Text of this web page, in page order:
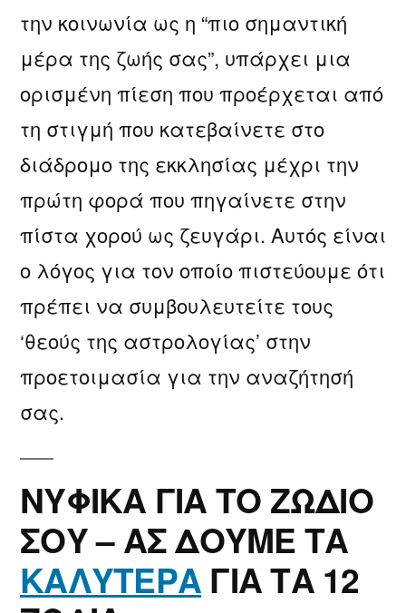
την κοινωνία ως η “πιο σημαντική
μέρα της ζωής σας”, υπάρχει μια
ορισμένη πίεση που προέρχεται από
τη στιγμή που κατεβαίνετε στο
διάδρομο της εκκλησίας μέχρι την
πρώτη φορά που πηγαίνετε στην
πίστα χορού ως ζευγάρι. Αυτός είναι
ο λόγος για τον οποίο πιστεύουμε ότι
πρέπει να συμβουλευτείτε τους
‘θεούς της αστρολογίας’ στην
προετοιμασία για την αναζήτησή
σας.
ΝΥΦΙΚΑ ΓΙΑ ΤΟ ΖΩΔΙΟ
ΣΟΥ – ΑΣ ΔΟΥΜΕ ΤΑ
ΚΑΛΥΤΕΡΑ ΓΙΑ ΤΑ 12